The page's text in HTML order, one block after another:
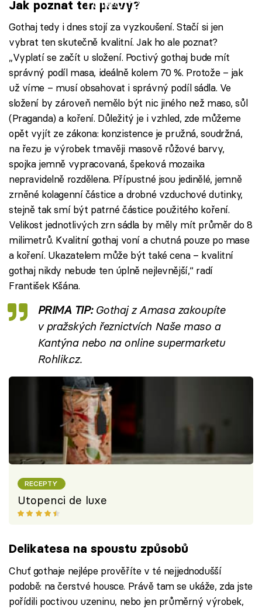
Jak poznat ten pravý?
Gothaj tedy i dnes stojí za vyzkoušení. Stačí si jen
vybrat ten skutečně kvalitní. Jak ho ale poznat?
„Vyplatí se začít u složení. Poctivý gothaj bude mít
správný podíl masa, ideálně kolem 70 %. Protože – jak
už víme – musí obsahovat i správný podíl sádla. Ve
složení by zároveň nemělo být nic jiného než maso, sůl
(Praganda) a koření. Důležitý je i vzhled, zde můžeme
opět vyjít ze zákona: konzistence je pružná, soudržná,
na řezu je výrobek tmavěji masově růžové barvy,
spojka jemně vypracovaná, špeková mozaika
nepravidelně rozdělena. Přípustné jsou jedinělé, jemně
zrněné kolagenní částice a drobné vzduchové dutinky,
stejně tak smí být patrné částice použitého koření.
Velikost jednotlivých zrn sádla by měly mít průměr do 8
milimetrů. Kvalitní gothaj voní a chutná pouze po mase
a koření. Ukazatelem může být také cena – kvalitní
gothaj nikdy nebude ten úplně nejlevnější,“ radí
František Kšána.
PRIMA TIP:Gothaj z Amasa zakoupíte
v pražských řeznictvích Naše maso a
Kantýna nebo na online supermarketu
Rohlik.cz.
RECEPTY
Utopenci de luxe
Delikatesa na spoustu způsobů
Chuť gothaje nejlépe prověříte v té nejjednodušší
podobě: na čerstvé housce. Právě tam se ukáže, zda jste
pořídili poctivou uzeninu, nebo jen průměrný výrobek,